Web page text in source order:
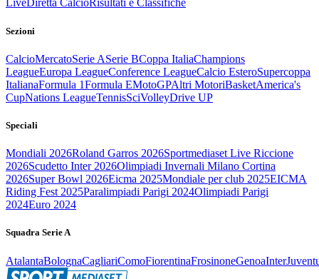
LiveDiretta CalcioRisultati e Classifiche
Sezioni
CalcioMercatoSerie ASerie BCoppa ItaliaChampions
LeagueEuropa LeagueConference LeagueCalcio EsteroSupercoppa
ItalianaFormula 1Formula EMotoGPAltri MotoriBasketAmerica's
CupNations LeagueTennisSciVolleyDrive UP
Speciali
Mondiali 2026Roland Garros 2026Sportmediaset Live Riccione
2026Scudetto Inter 2026Olimpiadi Invernali Milano Cortina
2026Super Bowl 2026Eicma 2025Mondiale per club 2025EICMA
Riding Fest 2025Paralimpiadi Parigi 2024Olimpiadi Parigi
2024Euro 2024
Squadra Serie A
AtalantaBolognaCagliariComoFiorentinaFrosinoneGenoaInter